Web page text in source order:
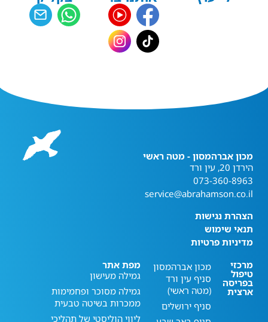
מכון אברהמסון - מטה ראשי
הירדן 20, עין ורד
073-360-8963
service@abrahamson.co.il
הצהרת נגישות
תנאי שימוש
מדיניות פרטיות
מרכזי
טיפול
בפריסה
ארצית
מכון אברהמסון
סניף עין ורד
(מטה ראשי)
סניף ירושלים
מפת אתר
גמילה מעישון
גמילה מסוכר ופחמימות
ממכרות בשיטה טבעית
ליווי הוליסטי של תהליכי